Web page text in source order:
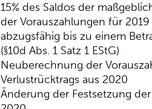
15% des Saldos der
der Vorauszahlungen für
abzugsfähig bis zu einem
(§10d Abs. 1 Satz 1 EStG)
Neuberechnung der
Verlustrücktrags aus 2020
Änderung der Festsetzung